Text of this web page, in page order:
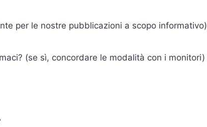
per le nostre pubblicazioni a scopo informativo)
(se sì, concordare le modalità con i monitori)